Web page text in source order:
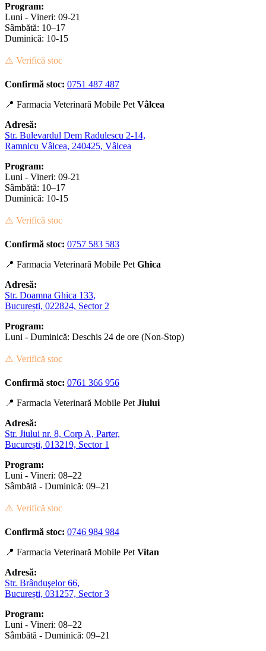
Program:
Luni - Vineri: 09-21
Sâmbătă: 10–17
Duminică: 10-15
⚠️ Verifică stoc
Confirmă stoc: 0751 487 487
📍 Farmacia Veterinară Mobile Pet Vâlcea
Adresă:
Str. Bulevardul Dem Radulescu 2-14,
Ramnicu Vâlcea, 240425, Vâlcea
Program:
Luni - Vineri: 09-21
Sâmbătă: 10–17
Duminică: 10-15
⚠️ Verifică stoc
Confirmă stoc: 0757 583 583
📍 Farmacia Veterinară Mobile Pet Ghica
Adresă:
Str. Doamna Ghica 133,
București, 022824, Sector 2
Program:
Luni - Duminică: Deschis 24 de ore (Non-Stop)
⚠️ Verifică stoc
Confirmă stoc: 0761 366 956
📍 Farmacia Veterinară Mobile Pet Jiului
Adresă:
Str. Jiului nr. 8, Corp A, Parter,
București, 013219, Sector 1
Program:
Luni - Vineri: 08–22
Sâmbătă - Duminică: 09–21
⚠️ Verifică stoc
Confirmă stoc: 0746 984 984
📍 Farmacia Veterinară Mobile Pet Vitan
Adresă:
Str. Brânduşelor 66,
București, 031257, Sector 3
Program:
Luni - Vineri: 08–22
Sâmbătă - Duminică: 09–21